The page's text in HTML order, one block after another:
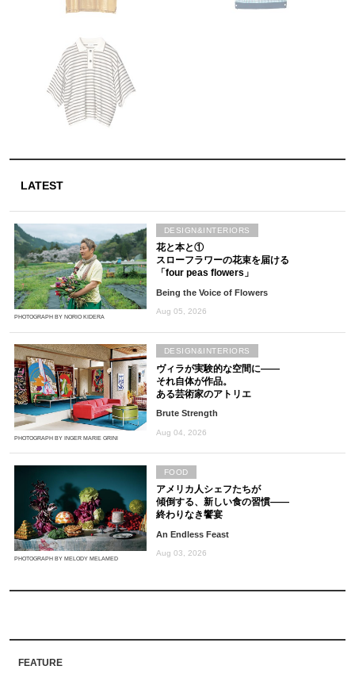
LATEST
PHOTOGRAPH BY NORIO KIDERA
花と本と①
スローフラワーの花束を届ける
「four peas flowers」
Being the Voice of Flowers
Aug 05, 2026
DESIGN&INTERIORS
PHOTOGRAPH BY INGER MARIE GRINI
ヴィラが実験的な空間に――
それ自体が作品。
ある芸術家のアトリエ
Brute Strength
Aug 04, 2026
DESIGN&INTERIORS
PHOTOGRAPH BY MELODY MELAMED
アメリカ人シェフたちが
傾倒する、新しい食の習慣――
終わりなき饗宴
An Endless Feast
Aug 03, 2026
FOOD
FEATURE